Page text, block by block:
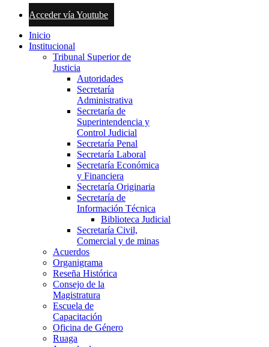
Acceder vía Youtube
Inicio
Institucional
Tribunal Superior de
Justicia
Autoridades
Secretaría
Administrativa
Secretaría de
Superintendencia y
Control Judicial
Secretaría Penal
Secretaría Laboral
Secretaría Económica
y Financiera
Secretaría Originaria
Secretaría de
Información Técnica
Biblioteca Judicial
Secretaría Civil,
Comercial y de minas
Acuerdos
Organigrama
Reseña Histórica
Consejo de la
Magistratura
Escuela de
Capacitación
Oficina de Género
Ruaga